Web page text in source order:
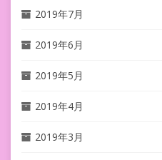
2019年7月
2019年6月
2019年5月
2019年4月
2019年3月